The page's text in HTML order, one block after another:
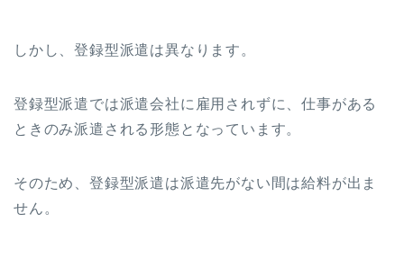
しかし、登録型派遣は異なります。
登録型派遣では派遣会社に雇用されずに、仕事がある
ときのみ派遣される形態となっています。
そのため、登録型派遣は派遣先がない間は給料が出ま
せん。